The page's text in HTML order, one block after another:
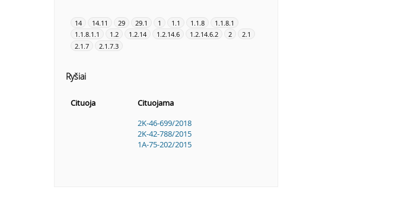
14 14.11 29 29.1 1 1.1 1.1.8
1.1.8.1
1.1.8.1.1
1.2 1.2.14 1.2.14.6 1.2.14.6.2 2
2.1
2.1.7
2.1.7.3
Ryšiai
Cituoja
Cituojama
2K-46-699/2018
2K-42-788/2015
1A-75-202/2015